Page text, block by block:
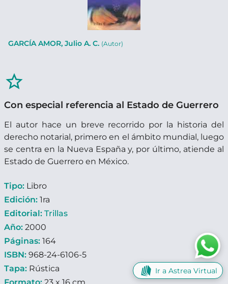
GARCÍA AMOR, Julio A. C. (Autor)
star_border
Con especial referencia al Estado de Guerrero
El autor hace un breve recorrido por la historia del
derecho notarial, primero en el ámbito mundial, luego
se centra en la Nueva España y, por último, atiende al
Estado de Guerrero en México.
Tipo: Libro
Edición: 1ra
Editorial: Trillas
Año: 2000
Páginas: 164
ISBN: 968-24-6106-5
Tapa: Rústica
Ir a Astrea Virtual